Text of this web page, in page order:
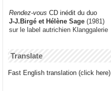
Rendez-vous CD inédit du duo
J-J.Birgé et Hélène Sage (1981)
sur le label autrichien Klanggalerie
Translate
Fast English translation (click here)